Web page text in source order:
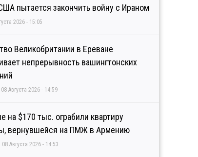
пытается закончить войну с Ираном
2026 - 15:05
Великобритании в Ереване
непрерывность вашингтонских
08 Августа 2026 - 14:59
на $170 тыс. ограбили квартиру
вернувшейся на ПМЖ в Армению
08 Августа 2026 - 14:53